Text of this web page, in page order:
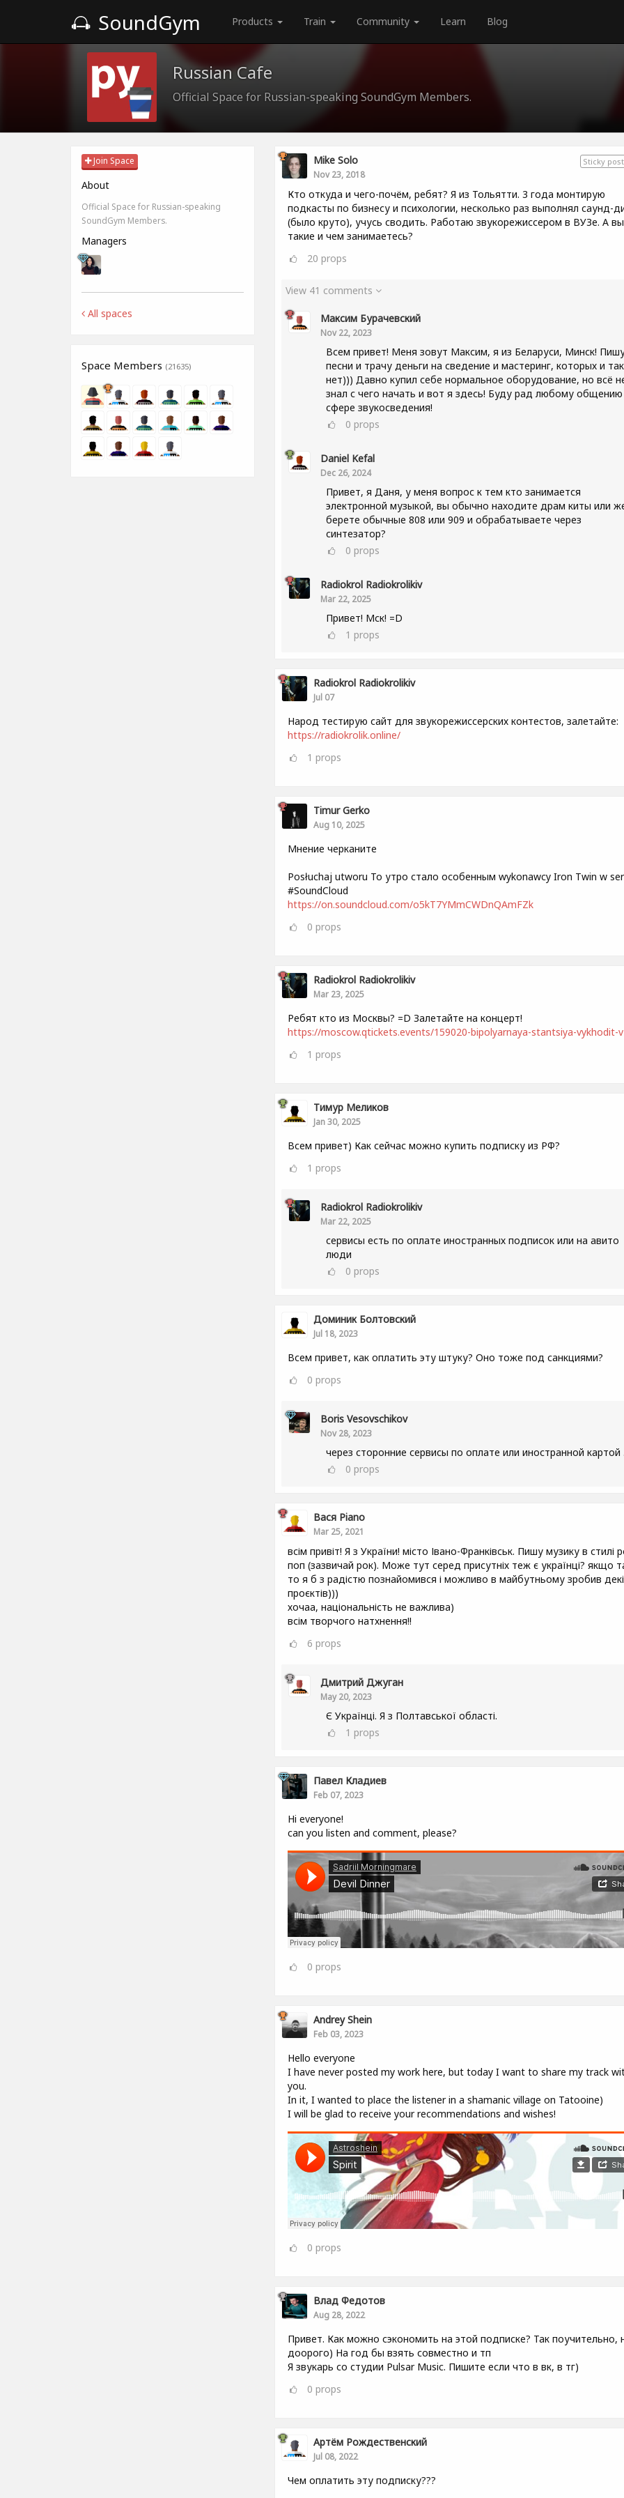
SoundGym Products Train Community Learn Blog
Russian Cafe
Official Space for Russian-speaking SoundGym Members.
Join Space
About
Official Space for Russian-speaking
SoundGym Members.
Managers
All spaces
Space Members (21635)
Sticky post
Mike Solo
Nov 23, 2018
Кто откуда и чего-почём, ребят? Я из Тольятти. 3 года монтирую
подкасты по бизнесу и психологии, несколько раз выполнял саунд-
(было круто), учусь сводить. Работаю звукорежиссером в ВУЗе. А
такие и чем занимаетесь?
20 props
View 41 comments
Максим Бурачевский
Nov 22, 2023
Всем привет! Меня зовут Максим, я из Беларуси, Минск!
песни и трачу деньги на сведение и мастеринг, которых и так
нет))) Давно купил себе нормальное оборудование, но всё
знал с чего начать и вот я здесь! Буду рад любому
сфере звукосведения!
0 props
Daniel Kefal
Dec 26, 2024
Привет, я Даня, у меня вопрос к тем кто занимается
электронной музыкой, вы обычно находите драм киты или
берете обычные 808 или 909 и обрабатываете через
синтезатор?
0 props
Radiokrol Radiokrolikiv
Mar 22, 2025
Привет! Мск! =D
1 props
Radiokrol Radiokrolikiv
Jul 07
Народ тестирую сайт для звукорежиссерских контестов, залетайте:
https://radiokrolik.online/
1 props
Timur Gerko
Aug 10, 2025
Мнение черканите
Posłuchaj utworu То утро стало особенным wykonawcy Iron Twin w
#SoundCloud
https://on.soundcloud.com/o5kT7YMmCWDnQAmFZk
0 props
Radiokrol Radiokrolikiv
Mar 23, 2025
Ребят кто из Москвы? =D Залетайте на концерт!
https://moscow.qtickets.events/159020-bipolyarnaya-stantsiya-vykhodit-
1 props
Тимур Меликов
Jan 30, 2025
Всем привет) Как сейчас можно купить подписку из РФ?
1 props
Radiokrol Radiokrolikiv
Mar 22, 2025
сервисы есть по оплате иностранных подписок или на авито
люди
0 props
Доминик Болтовский
Jul 18, 2023
Всем привет, как оплатить эту штуку? Оно тоже под санкциями?
0 props
Boris Vesovschikov
Nov 28, 2023
через сторонние сервисы по оплате или иностранной картой
0 props
Вася Piano
Mar 25, 2021
всім привіт! Я з України! місто Івано-Франківськ. Пишу музику в стилі
поп (зазвичай рок). Може тут серед присутніх теж є українці? якщо
то я б з радістю познайомився і можливо в майбутньому зробив
проєктів)))
хочаа, національність не важлива)
всім творчого натхнення!!
6 props
Дмитрий Джуган
May 20, 2023
Є Українці. Я з Полтавської області.
1 props
Павел Кладиев
Feb 07, 2023
Hi everyone!
can you listen and comment, please?
0 props
Andrey Shein
Feb 03, 2023
Hello everyone
I have never posted my work here, but today I want to share my track
you.
In it, I wanted to place the listener in a shamanic village on Tatooine)
I will be glad to receive your recommendations and wishes!
0 props
Влад Федотов
Aug 28, 2022
Привет. Как можно сэкономить на этой подписке? Так поучительно,
доорого) На год бы взять совместно и тп
Я звукарь со студии Pulsar Music. Пишите если что в вк, в тг)
0 props
Артём Рождественский
Jul 08, 2022
Чем оплатить эту подписку???